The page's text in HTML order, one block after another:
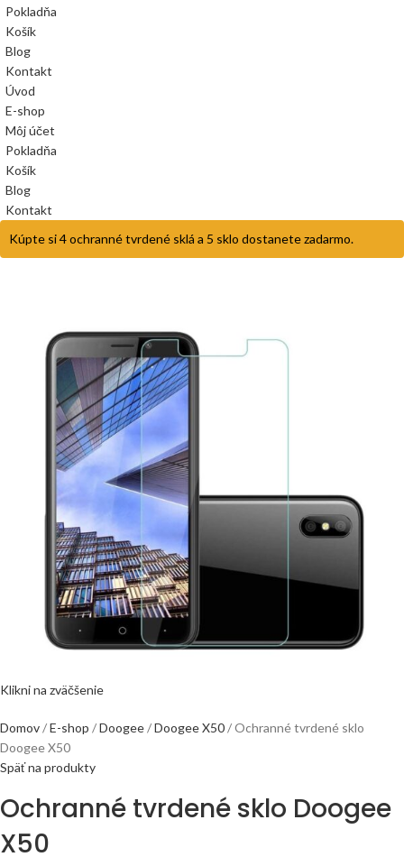
Pokladňa
Košík
Blog
Kontakt
Úvod
E-shop
Môj účet
Pokladňa
Košík
Blog
Kontakt
Kúpte si 4 ochranné tvrdené sklá a 5 sklo dostanete zadarmo.
Klikni na zväčšenie
Domov E-shop Doogee Doogee X50
Ochranné tvrdené sklo
Doogee X50
Späť na produkty
Ochranné tvrdené sklo Doogee
X50